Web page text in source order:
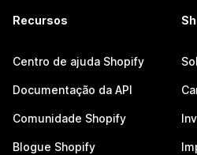
Recursos
Centro de ajuda Shopify
Documentação da API
Comunidade Shopify
Blogue Shopify